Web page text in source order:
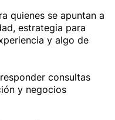
quienes se apuntan a
estrategia para
y algo de
consultas
y negocios